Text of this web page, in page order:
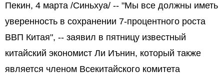
СПЕЦТЕМЫ
Пекин, 4 марта /Синьхуа/ -- "Мы все должны иметь
уверенность в сохранении 7-процентного роста
ВВП Китая", -- заявил в пятницу известный
китайский экономист Ли Иънин, который также
является членом Всекитайского комитета